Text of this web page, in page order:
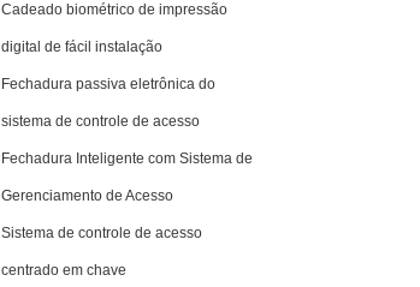
Cadeado biométrico de impressão
digital de fácil instalação
Fechadura passiva eletrônica do
sistema de controle de acesso
Fechadura Inteligente com Sistema de
Gerenciamento de Acesso
Sistema de controle de acesso
centrado em chave